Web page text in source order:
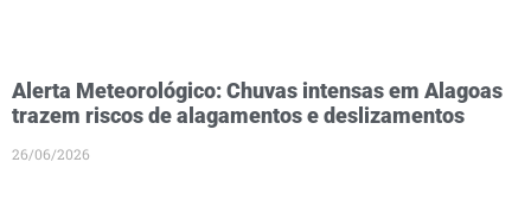
Alerta Meteorológico: Chuvas intensas em Alagoas
trazem riscos de alagamentos e deslizamentos
26/06/2026